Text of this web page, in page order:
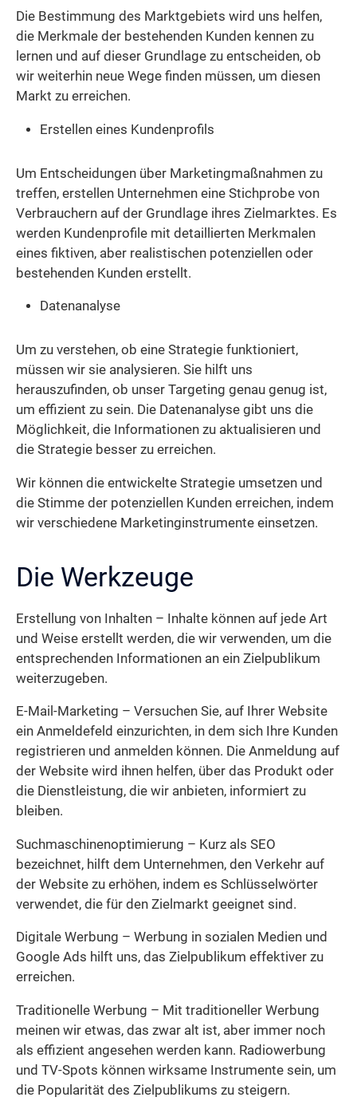
Die Bestimmung des Marktgebiets wird uns helfen,
die Merkmale der bestehenden Kunden kennen zu
lernen und auf dieser Grundlage zu entscheiden, ob
wir weiterhin neue Wege finden müssen, um diesen
Markt zu erreichen.
Erstellen eines Kundenprofils
Um Entscheidungen über Marketingmaßnahmen zu
treffen, erstellen Unternehmen eine Stichprobe von
Verbrauchern auf der Grundlage ihres Zielmarktes. Es
werden Kundenprofile mit detaillierten Merkmalen
eines fiktiven, aber realistischen potenziellen oder
bestehenden Kunden erstellt.
Datenanalyse
Um zu verstehen, ob eine Strategie funktioniert,
müssen wir sie analysieren. Sie hilft uns
herauszufinden, ob unser Targeting genau genug ist,
um effizient zu sein. Die Datenanalyse gibt uns die
Möglichkeit, die Informationen zu aktualisieren und
die Strategie besser zu erreichen.
Wir können die entwickelte Strategie umsetzen und
die Stimme der potenziellen Kunden erreichen, indem
wir verschiedene Marketinginstrumente einsetzen.
Die Werkzeuge
Erstellung von Inhalten – Inhalte können auf jede Art
und Weise erstellt werden, die wir verwenden, um die
entsprechenden Informationen an ein Zielpublikum
weiterzugeben.
E-Mail-Marketing – Versuchen Sie, auf Ihrer Website
ein Anmeldefeld einzurichten, in dem sich Ihre Kunden
registrieren und anmelden können. Die Anmeldung auf
der Website wird ihnen helfen, über das Produkt oder
die Dienstleistung, die wir anbieten, informiert zu
bleiben.
Suchmaschinenoptimierung – Kurz als SEO
bezeichnet, hilft dem Unternehmen, den Verkehr auf
der Website zu erhöhen, indem es Schlüsselwörter
verwendet, die für den Zielmarkt geeignet sind.
Digitale Werbung – Werbung in sozialen Medien und
Google Ads hilft uns, das Zielpublikum effektiver zu
erreichen.
Traditionelle Werbung – Mit traditioneller Werbung
meinen wir etwas, das zwar alt ist, aber immer noch
als effizient angesehen werden kann. Radiowerbung
und TV-Spots können wirksame Instrumente sein, um
die Popularität des Zielpublikums zu steigern.